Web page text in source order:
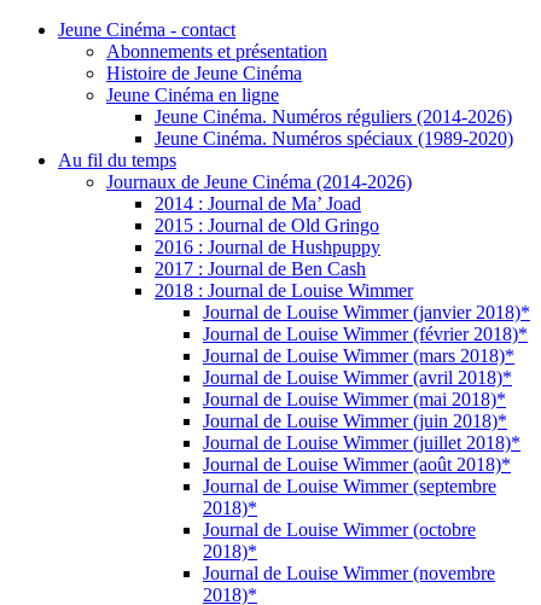
Jeune Cinéma - contact
Abonnements et présentation
Histoire de Jeune Cinéma
Jeune Cinéma en ligne
Jeune Cinéma. Numéros réguliers (2014-2026)
Jeune Cinéma. Numéros spéciaux (1989-2020)
Au fil du temps
Journaux de Jeune Cinéma (2014-2026)
2014 : Journal de Ma’ Joad
2015 : Journal de Old Gringo
2016 : Journal de Hushpuppy
2017 : Journal de Ben Cash
2018 : Journal de Louise Wimmer
Journal de Louise Wimmer (janvier 2018)*
Journal de Louise Wimmer (février 2018)*
Journal de Louise Wimmer (mars 2018)*
Journal de Louise Wimmer (avril 2018)*
Journal de Louise Wimmer (mai 2018)*
Journal de Louise Wimmer (juin 2018)*
Journal de Louise Wimmer (juillet 2018)*
Journal de Louise Wimmer (août 2018)*
Journal de Louise Wimmer (septembre
2018)*
Journal de Louise Wimmer (octobre
2018)*
Journal de Louise Wimmer (novembre
2018)*